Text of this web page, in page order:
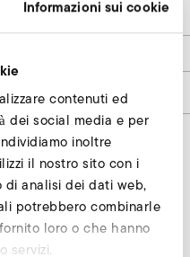
Informazioni sui cookie
contenuti ed
dei social media e per
inoltre
il nostro sito con i
analisi dei dati web,
potrebbero combinarle
loro o che hanno
servizi.
60
9400027
richiedi
disposizione.